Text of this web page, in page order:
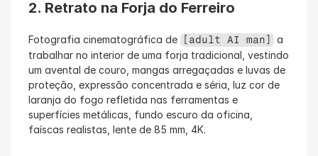
2. Retrato na Forja do Ferreiro
Fotografia cinematográfica de [adult AI man] a
trabalhar no interior de uma forja tradicional, vestindo
um avental de couro, mangas arregaçadas e luvas de
proteção, expressão concentrada e séria, luz cor de
laranja do fogo refletida nas ferramentas e
superfícies metálicas, fundo escuro da oficina,
faíscas realistas, lente de 85 mm, 4K.